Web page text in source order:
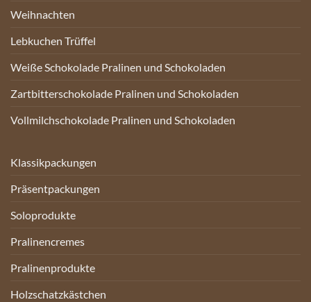
Weihnachten
Lebkuchen Trüffel
Weiße Schokolade Pralinen und Schokoladen
Zartbitterschokolade Pralinen und Schokoladen
Vollmilchschokolade Pralinen und Schokoladen
Klassikpackungen
Präsentpackungen
Soloprodukte
Pralinencremes
Pralinenprodukte
Holzschatzkästchen